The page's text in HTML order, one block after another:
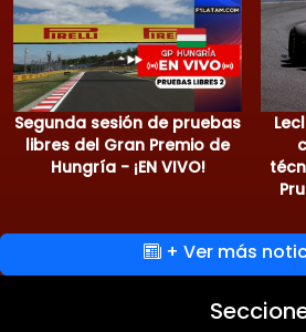
Segunda sesión de pruebas
libres del Gran Premio de
Hungría - ¡EN VIVO!
+ Ver más